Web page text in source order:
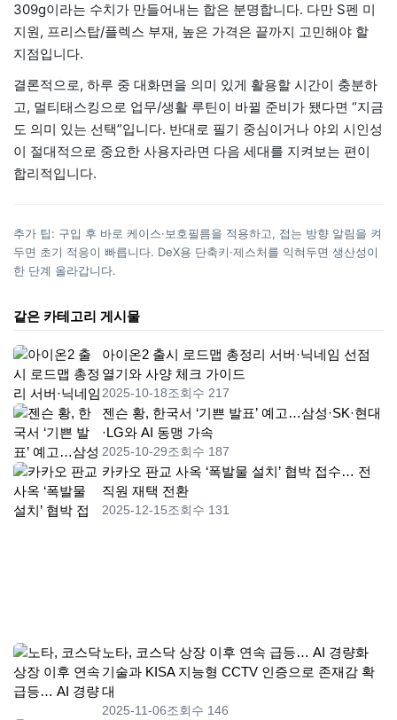
309g이라는 수치가 만들어내는 합은 분명합니다. 다만 S펜 미
지원, 프리스탑/플렉스 부재, 높은 가격은 끝까지 고민해야 할
지점입니다.
결론적으로, 하루 중 대화면을 의미 있게 활용할 시간이 충분하
고, 멀티태스킹으로 업무/생활 루틴이 바뀔 준비가 됐다면 “지금
도 의미 있는 선택”입니다. 반대로 필기 중심이거나 야외 시인성
이 절대적으로 중요한 사용자라면 다음 세대를 지켜보는 편이
합리적입니다.
추가 팁: 구입 후 바로 케이스·보호필름을 적용하고, 접는 방향 알림을 켜
두면 초기 적응이 빠릅니다. DeX용 단축키·제스처를 익혀두면 생산성이
한 단계 올라갑니다.
같은 카테고리 게시물
아이온2 출시 로드맵 총정리 서버·닉네임 선점
열기와 사양 체크 가이드
2025-10-18조회수 217
젠슨 황, 한국서 ‘기쁜 발표’ 예고…삼성·SK·현대
·LG와 AI 동맹 가속
2025-10-29조회수 187
카카오 판교 사옥 ‘폭발물 설치’ 협박 접수… 전
직원 재택 전환
2025-12-15조회수 131
노타, 코스닥 상장 이후 연속 급등… AI 경량화
기술과 KISA 지능형 CCTV 인증으로 존재감 확
대
2025-11-06조회수 146